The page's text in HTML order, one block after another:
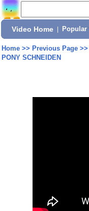
Video Home Popular
Home>> Previous Page>>
PONY SCHNEIDEN